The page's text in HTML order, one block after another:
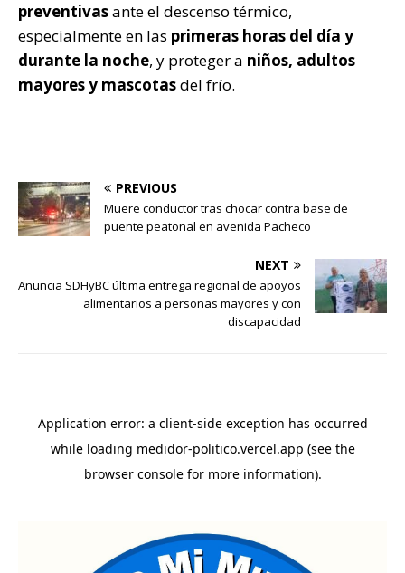
preventivasante el descenso térmico,
especialmente en las primeras horas del día y
durante la noche, y proteger a niños, adultos
mayores y mascotasdel frío.
PREVIOUS
Muere conductor tras chocar contra base de
puente peatonal en avenida Pacheco
NEXT
Anuncia SDHyBC última entrega regional de apoyos
alimentarios a personas mayores y con
discapacidad